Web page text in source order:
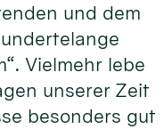
und dem
Vielmehr lebe
unserer Zeit
besonders gut